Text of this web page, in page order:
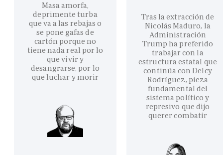
Masa amorfa,
deprimente turba
que va a las rebajas o
se pone gafas de
cartón porque no
tiene nada real por lo
que vivir y
desangrarse, por lo
que luchar y morir
Tras la extracción de
Nicolás Maduro, la
Administración
Trump ha preferido
trabajar con la
estructura estatal que
continúa con Delcy
Rodríguez, pieza
fundamental del
sistema político y
represivo que dijo
querer combatir